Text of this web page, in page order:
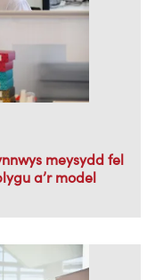
meysydd fel
a’r model